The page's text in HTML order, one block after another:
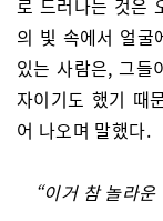
로 드러나는 것은
의 빛 속에서 얼굴
있는 사람은, 그들
자이기도 했기 때
어 나오며 말했다.
“이거 참 놀라